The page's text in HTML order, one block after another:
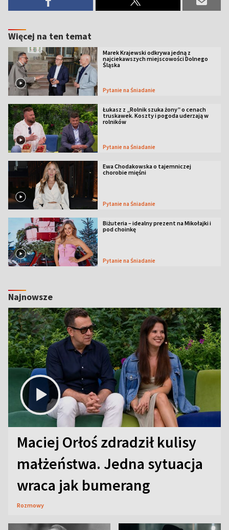
Więcej na ten temat
Marek Krajewski odkrywa jedną z
najciekawszych miejscowości Dolnego
Śląska
Pytanie na Śniadanie
Łukasz z „Rolnik szuka żony” o cenach
truskawek. Koszty i pogoda uderzają w
rolników
Pytanie na Śniadanie
Ewa Chodakowska o tajemniczej
chorobie mięśni
Pytanie na Śniadanie
Biżuteria – idealny prezent na Mikołajki i
pod choinkę
Pytanie na Śniadanie
Najnowsze
Maciej Orłoś zdradził kulisy
małżeństwa. Jedna sytuacja
wraca jak bumerang
Rozmowy